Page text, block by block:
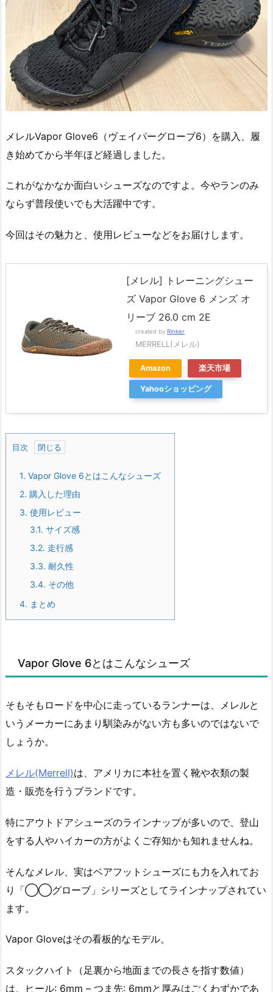
メレルVapor Glove6（ヴェイパーグローブ6）を購入、履
き始めてから半年ほど経過しました。
これがなかなか面白いシューズなのですよ。今やランのみ
ならず普段使いでも大活躍中です。
今回はその魅力と、使用レビューなどをお届けします。
[メレル] トレーニングシュー
ズ Vapor Glove 6 メンズ オ
リーブ 26.0 cm 2E
created by Rinker
MERRELL(メレル)
Amazon 楽天市場
Yahooショッピング
目次
1. Vapor Glove 6とはこんなシューズ
2. 購入した理由
3. 使用レビュー
3.1. サイズ感
3.2. 走行感
3.3. 耐久性
3.4. その他
4. まとめ
Vapor Glove 6とはこんなシューズ
そもそもロードを中心に走っているランナーは、メレルと
いうメーカーにあまり馴染みがない方も多いのではないで
しょうか。
メレル(Merrell)は、アメリカに本社を置く靴や衣類の製
造・販売を行うブランドです。
特にアウトドアシューズのラインナップが多いので、登山
をする人やハイカーの方がよくご存知かも知れませんね。
そんなメレル、実はベアフットシューズにも力を入れてお
り「◯◯グローブ」シリーズとしてラインナップされてい
ます。
Vapor Gloveはその看板的なモデル。
スタックハイト（足裏から地面までの長さを指す数値）
は、ヒール: 6mm – つま先: 6mmと厚みはごくわずかであ